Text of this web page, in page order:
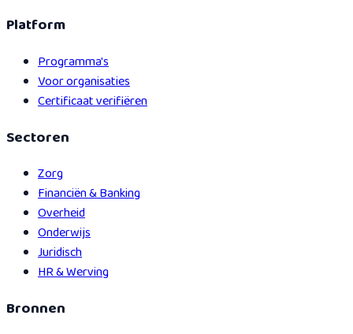
Platform
Programma's
Voor organisaties
Certificaat verifiëren
Sectoren
Zorg
Financiën & Banking
Overheid
Onderwijs
Juridisch
HR & Werving
Bronnen